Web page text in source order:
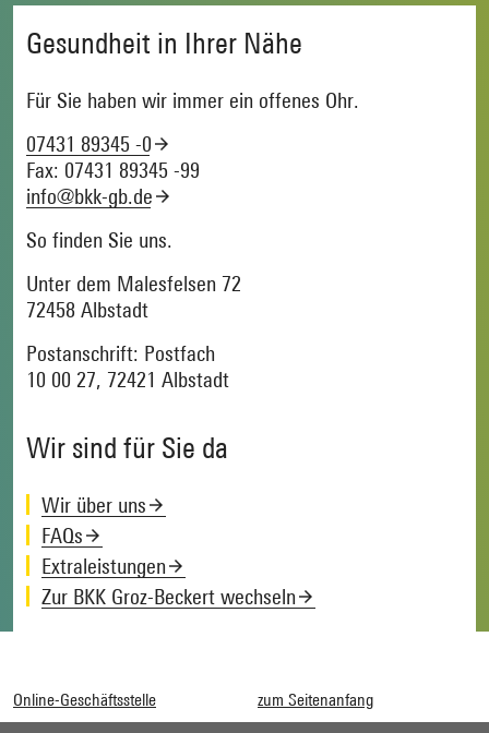
Gesundheit in Ihrer Nähe
Für Sie haben wir immer ein offenes Ohr.
07431 89345 -0
Fax: 07431 89345 -99
info@bkk-gb.de
So finden Sie uns.
Unter dem Malesfelsen 72
72458 Albstadt
Postanschrift: Postfach
10 00 27, 72421 Albstadt
Wir sind für Sie da
Wir über uns
FAQs
Extraleistungen
Zur BKK Groz-Beckert wechseln
Online-Geschäftsstelle zum Seitenanfang